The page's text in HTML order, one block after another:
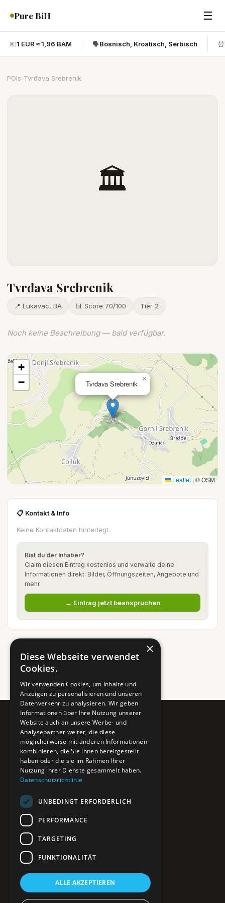
Pure BiH ☰
💶1 EUR ≈ 1,96 BAM 🗣️Bosnisch, Kroatisch, Serbisch ⏰
POIs Tvrđava Srebrenik
🏛️
Tvrđava Srebrenik
📍 Lukavac, BA 📊 Score 70/100 Tier 2
Noch keine Beschreibung — bald verfügbar.
Tvrđava Srebrenik
×
+
−
Leaflet | © OSM
📋 Kontakt & Info
Keine Kontaktdaten hinterlegt.
Bist du der Inhaber?
Claim diesen Eintrag kostenlos und verwalte deine
Informationen direkt: Bilder, Öffnungszeiten, Angebote und
mehr.
→ Eintrag jetzt beanspruchen
Pure BiH
Authentisches Bosnien & Herzegowina
Ein Teil des BTP Reise-Netzwerks.
POIs entdecken
Interaktive Karte
Reiseblog
Reiseinfos & Tipps
Impressum
Datenschutz
×
Diese Webseite verwendet
Cookies.
Wir verwenden Cookies, um Inhalte und
Anzeigen zu personalisieren und unseren
Datenverkehr zu analysieren. Wir geben
Informationen über Ihre Nutzung unserer
Website auch an unsere Werbe- und
Analysepartner weiter, die diese
möglicherweise mit anderen Informationen
kombinieren, die Sie ihnen bereitgestellt
haben oder die sie im Rahmen Ihrer
Nutzung ihrer Dienste gesammelt haben.
Datenschutzrichtlinie
UNBEDINGT ERFORDERLICH
PERFORMANCE
TARGETING
FUNKTIONALITÄT
ALLE AKZEPTIEREN